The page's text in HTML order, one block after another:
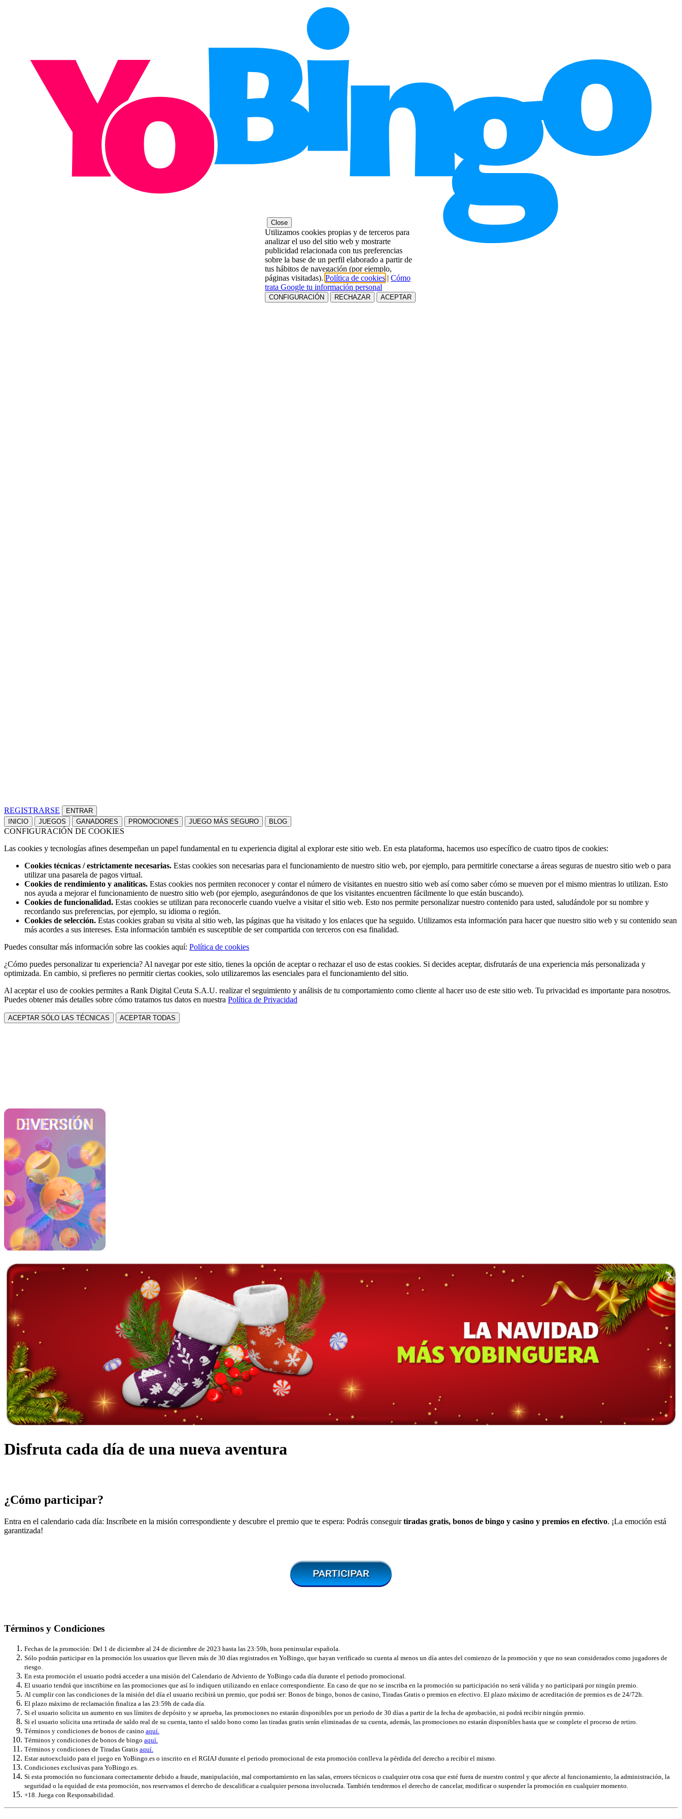
REGISTRARSE
INICIO JUEGOS GANADORES PROMOCIONES JUEGO MÁS SEGURO BLOG
CONFIGURACIÓN DE COOKIES
Las cookies y tecnologías afines desempeñan un papel fundamental en tu experiencia digital al explorar este sitio web. En esta plataforma, hacemos uso específico de cuatro tipos de cookies:
Cookies técnicas / estrictamente necesarias. Estas cookies son necesarias para el funcionamiento de nuestro sitio web, por ejemplo, para permitirle conectarse a áreas seguras de nuestro sitio web o para
utilizar una pasarela de pagos virtual.
Cookies de rendimiento y analíticas. Estas cookies nos permiten reconocer y contar el número de visitantes en nuestro sitio web así como saber cómo se mueven por el mismo mientras lo utilizan. Esto
nos ayuda a mejorar el funcionamiento de nuestro sitio web (por ejemplo, asegurándonos de que los visitantes encuentren fácilmente lo que están buscando).
Cookies de funcionalidad. Estas cookies se utilizan para reconocerle cuando vuelve a visitar el sitio web. Esto nos permite personalizar nuestro contenido para usted, saludándole por su nombre y
recordando sus preferencias, por ejemplo, su idioma o región.
Cookies de selección. Estas cookies graban su visita al sitio web, las páginas que ha visitado y los enlaces que ha seguido. Utilizamos esta información para hacer que nuestro sitio web y su contenido sean
más acordes a sus intereses. Esta información también es susceptible de ser compartida con terceros con esa finalidad.
Puedes consultar más información sobre las cookies aquí: Política de cookies
¿Cómo puedes personalizar tu experiencia? Al navegar por este sitio, tienes la opción de aceptar o rechazar el uso de estas cookies. Si decides aceptar, disfrutarás de una experiencia más personalizada y
optimizada. En cambio, si prefieres no permitir ciertas cookies, solo utilizaremos las esenciales para el funcionamiento del sitio.
Al aceptar el uso de cookies permites a Rank Digital Ceuta S.A.U. realizar el seguimiento y análisis de tu comportamiento como cliente al hacer uso de este sitio web. Tu privacidad es importante para nosotros.
Puedes obtener más detalles sobre cómo tratamos tus datos en nuestra Política de Privacidad
ACEPTAR SÓLO LAS TÉCNICAS ACEPTAR TODAS
Close
Utilizamos cookies propias y de terceros para
analizar el uso del sitio web y mostrarte
publicidad relacionada con tus preferencias
sobre la base de un perfil elaborado a partir de
tus hábitos de navegación (por ejemplo,
páginas visitadas). Política de cookies | Cómo
trata Google tu información personal
CONFIGURACIÓN RECHAZAR ACEPTAR
Disfruta cada día de una nueva aventura
¿Cómo participar?
Entra en el calendario cada día: Inscríbete en la misión correspondiente y descubre el premio que te espera: Podrás conseguirtiradas gratis, bonos de bingo y casino y premios en efectivo. ¡La emoción está
garantizada!
Términos y Condiciones
Fechas de la promoción: Del 1 de diciembre al 24 de diciembre de 2023 hasta las 23:59h, hora peninsular española.
Sólo podrán participar en la promoción los usuarios que lleven más de 30 días registrados en YoBingo, que hayan verificado su cuenta al menos un día antes del comienzo de la promoción y que no sean considerados como jugadores de
riesgo.
En esta promoción el usuario podrá acceder a una misión del Calendario de Adviento de YoBingo cada día durante el periodo promocional.
El usuario tendrá que inscribirse en las promociones que así lo indiquen utilizando en enlace correspondiente. En caso de que no se inscriba en la promoción su participación no será válida y no participará por ningún premio.
Al cumplir con las condiciones de la misión del día el usuario recibirá un premio, que podrá ser: Bonos de bingo, bonos de casino, Tiradas Gratis o premios en efectivo. El plazo máximo de acreditación de premios es de 24/72h.
El plazo máximo de reclamación finaliza a las 23:59h de cada día.
Si el usuario solicita un aumento en sus límites de depósito y se aprueba, las promociones no estarán disponibles por un periodo de 30 días a partir de la fecha de aprobación, ni podrá recibir ningún premio.
Si el usuario solicita una retirada de saldo real de su cuenta, tanto el saldo bono como las tiradas gratis serán eliminadas de su cuenta, además, las promociones no estarán disponibles hasta que se complete el proceso de retiro.
Términos y condiciones de bonos de casino aquí.
Términos y condiciones de bonos de bingo aquí.
Términos y condiciones de Tiradas Gratis aquí.
Estar autoexcluido para el juego en YoBingo.es o inscrito en el RGIAJ durante el periodo promocional de esta promoción conlleva la pérdida del derecho a recibir el mismo.
Condiciones exclusivas para YoBingo.es.
Si esta promoción no funcionara correctamente debido a fraude, manipulación, mal comportamiento en las salas, errores técnicos o cualquier otra cosa que esté fuera de nuestro control y que afecte al funcionamiento, la administración, la
seguridad o la equidad de esta promoción, nos reservamos el derecho de descalificar a cualquier persona involucrada. También tendremos el derecho de cancelar, modificar o suspender la promoción en cualquier momento.
+18. Juega con Responsabilidad.